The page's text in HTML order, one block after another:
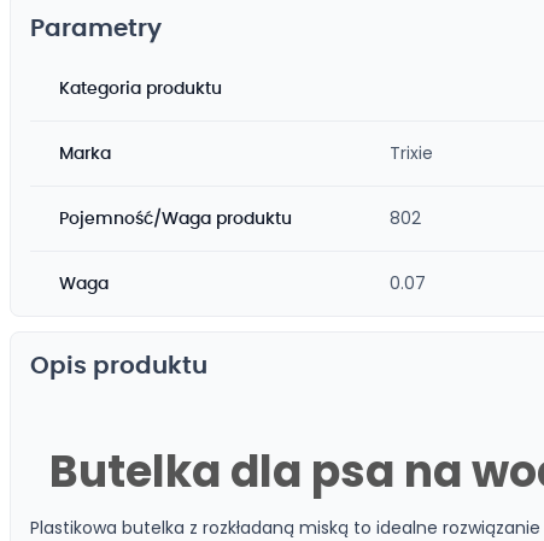
początek
Parametry
Kategoria produktu
Marka Trixie
Pojemność/Waga produktu 802
Waga 0.07
Opis produktu
Butelka dla psa na
Plastikowa butelka z rozkładaną miską to idealne